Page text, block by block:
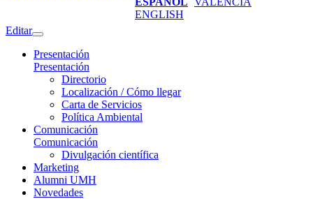
ENGLISH
Editar
Presentación
Presentación
Directorio
Localización / Cómo llegar
Carta de Servicios
Política Ambiental
Comunicación
Comunicación
Divulgación científica
Marketing
Alumni UMH
Novedades